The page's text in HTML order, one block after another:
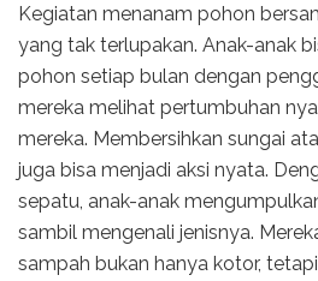
Kegiatan menanam pohon
yang tak terlupakan. Anak-anak
pohon setiap bulan dengan
mereka melihat pertumbuhan
mereka. Membersihkan sungai
juga bisa menjadi aksi nyata.
sepatu, anak-anak
sambil mengenali jenisnya.
sampah bukan hanya kotor,